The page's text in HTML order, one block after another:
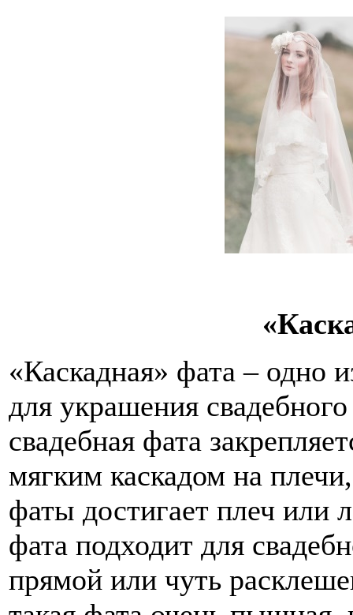
«Каскадная» фата – одно
для украшения
свадебная фата
мягким каскадом на
фаты достигает плеч или
фата подходит для
прямой или чуть